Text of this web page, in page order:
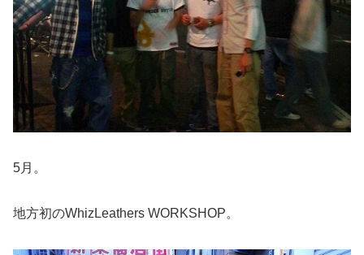
5月。
地方初のWhizLeathers WORKSHOP。